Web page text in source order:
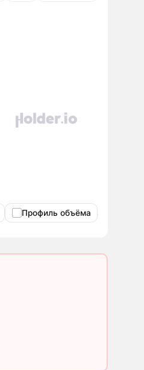
Профиль объёма